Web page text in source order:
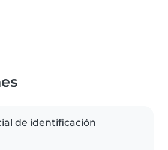
de identificación